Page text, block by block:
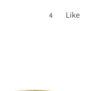
Like
4